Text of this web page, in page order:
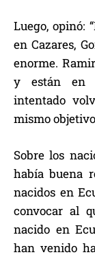
Luego, opinó:
en Cazares,
enorme.
y están en
intentado
mismo
Sobre los
había buena
nacidos en
convocar al
nacido en
han venido